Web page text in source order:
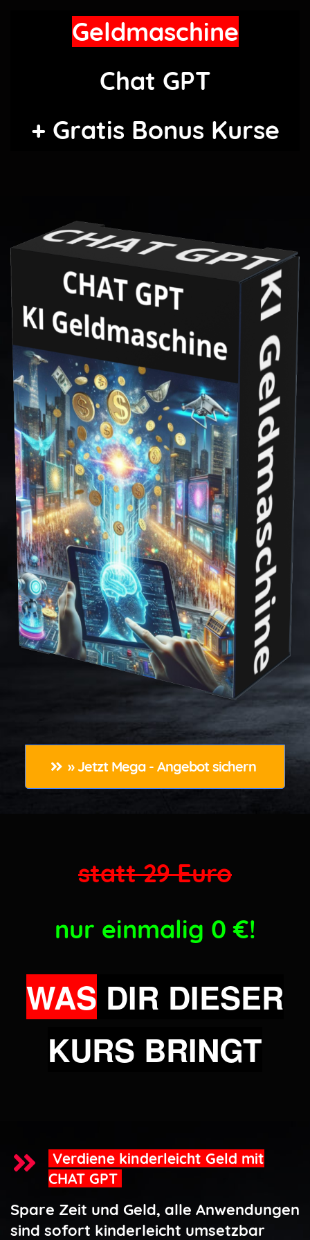
Geldmaschine
Chat GPT
+ Gratis Bonus Kurse
» Jetzt Mega - Angebot sichern
statt 29 Euro
nur einmalig 0€!
WAS DIR DIESER
KURS BRINGT
Verdiene kinderleicht Geld mit
CHAT GPT
Spare Zeit und Geld, alle Anwendungen
sind sofort kinderleicht umsetzbar